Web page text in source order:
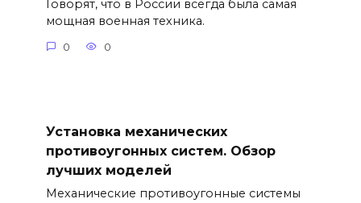
Говорят, что в России всегда была самая
мощная военная техника.
0 0
Установка механических
противоугонных систем. Обзор
лучших моделей
Механические противоугонные системы